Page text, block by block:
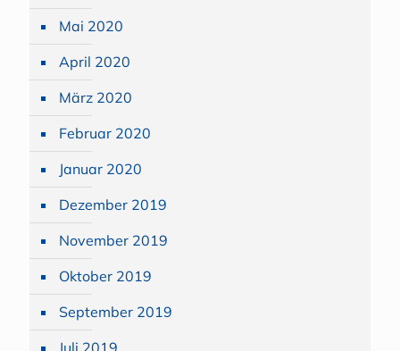
Mai 2020
April 2020
März 2020
Februar 2020
Januar 2020
Dezember 2019
November 2019
Oktober 2019
September 2019
Juli 2019